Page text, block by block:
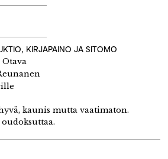
KIRJAPAINO JA SITOMO
kaunis mutta vaatimaton.